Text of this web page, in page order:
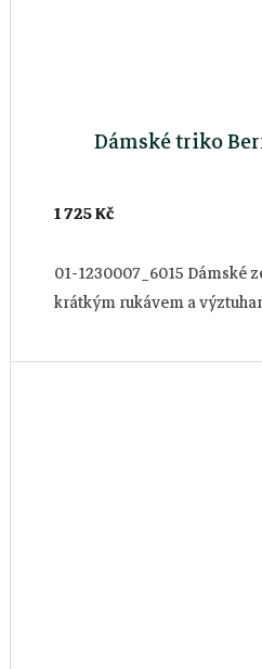
Dámské triko
1 725 Kč
01-1230007_6015 Dámské
krátkým rukávem a